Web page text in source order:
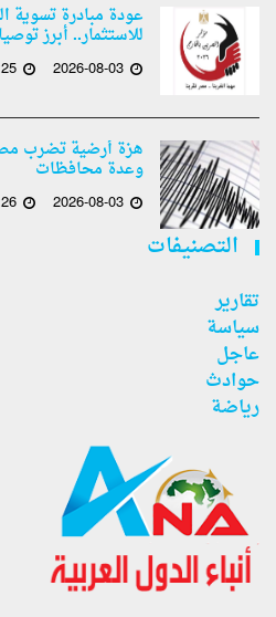
عودة مبادرة تسوية
للاستثمار.. أبرز
2026-08-03
هزة أرضية تضرب
وعدة محافظات
2026-08-03
التصنيفات
تقارير
سياسة
عاجل
حوادث
رياضة